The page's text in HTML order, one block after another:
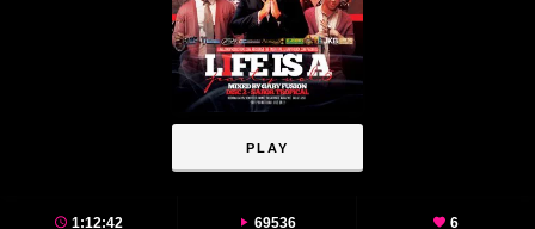
PLAY
1:12:42 69536 6